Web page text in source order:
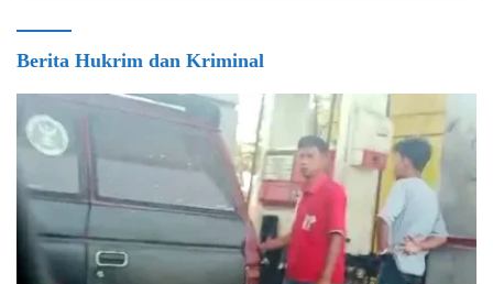
Berita Hukrim dan Kriminal